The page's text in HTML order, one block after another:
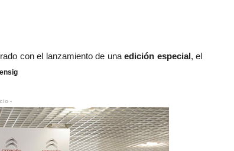
con el lanzamiento de unaedición especial, el
-